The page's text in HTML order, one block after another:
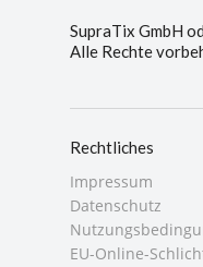
SupraTix GmbH
Alle Rechte
Rechtliches
Impressum
Datenschutz
EU-Online-